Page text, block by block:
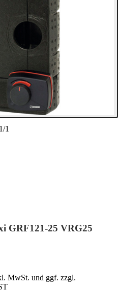
1/1
GRF121-25 VRG25
MwSt. und ggf. zzgl.